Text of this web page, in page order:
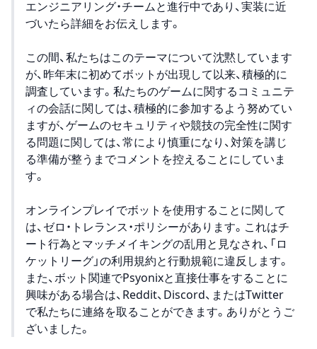
エンジニアリング・チームと進行中であり、実装に近
づいたら詳細をお伝えします。
この間、私たちはこのテーマについて沈黙しています
が、昨年末に初めてボットが出現して以来、積極的に
調査しています。私たちのゲームに関するコミュニテ
ィの会話に関しては、積極的に参加するよう努めてい
ますが、ゲームのセキュリティや競技の完全性に関す
る問題に関しては、常により慎重になり、対策を講じ
る準備が整うまでコメントを控えることにしていま
す。
オンラインプレイでボットを使用することに関して
は、ゼロ・トレランス・ポリシーがあります。これはチ
ート行為とマッチメイキングの乱用と見なされ、「ロ
ケットリーグ」の利用規約と行動規範に違反します。
また、ボット関連でPsyonixと直接仕事をすることに
興味がある場合は、Reddit、Discord、またはTwitter
で私たちに連絡を取ることができます。ありがとうご
ざいました。